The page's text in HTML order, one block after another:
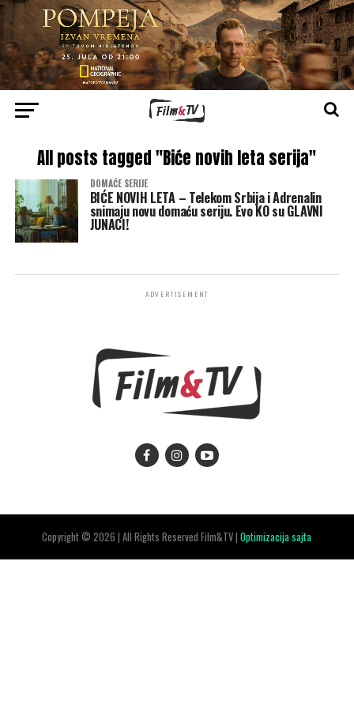
All posts tagged "Biće novih leta serija"
DOMAĆE SERIJE
BIĆE NOVIH LETA – Telekom Srbija i Adrenalin
snimaju novu domaću seriju. Evo KO su GLAVNI
JUNACI!
ADVERTISEMENT
Copyright © 2026 | All Rights Reserved Film&TV |Optimizacija sajta